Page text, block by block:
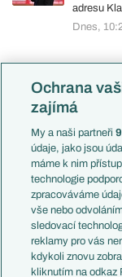
adresu
Dnes,
Soutěže
Premier League
Serie A
1. Bundesliga
Chance Liga
Niké liga
Ochrana
zajímá
My a naši partneři
údaje, jako jsou
máme k nim
technologie
zpracováváme
vše nebo
sledovací
reklamy pro vás
kdykoli znovu
kliknutím na odkaz